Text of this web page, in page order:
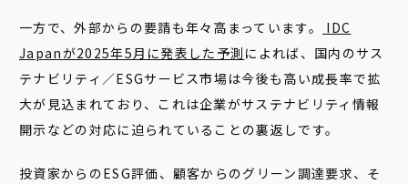
一方で、外部からの要請も年々高まっています。
IDC
Japanが2025年5月に発表した予測 によれば、国内のサス
テナビリティ／ESGサービス市場は今後も高い成長率で拡
大が見込まれており、これは企業がサステナビリティ情報
開示などの対応に迫られていることの裏返しです。
投資家からのESG評価、顧客からのグリーン調達要求、そ